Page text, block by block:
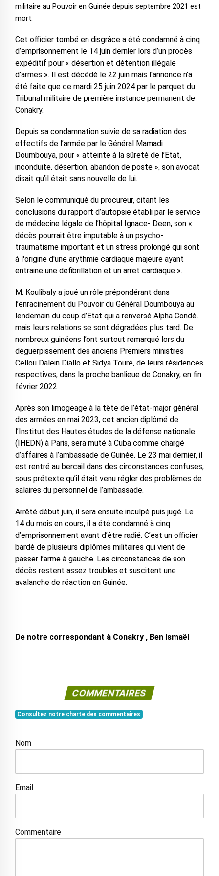
militaire au Pouvoir en Guinée depuis septembre 2021 est
mort.
Cet officier tombé en disgrâce a été condamné à cinq
d’emprisonnement le 14 juin dernier lors d’un procès
expéditif pour « désertion et détention illégale
d’armes ». Il est décédé le 22 juin mais l’annonce n’a
été faite que ce mardi 25 juin 2024 par le parquet du
Tribunal militaire de première instance permanent de
Conakry.
Depuis sa condamnation suivie de sa radiation des
effectifs de l’armée par le Général Mamadi
Doumbouya, pour « atteinte à la sûreté de l’Etat,
inconduite, désertion, abandon de poste », son avocat
disait qu’il était sans nouvelle de lui.
Selon le communiqué du procureur, citant les
conclusions du rapport d’autopsie établi par le service
de médecine légale de l’hôpital Ignace- Deen, son «
décès pourrait être imputable à un psycho-
traumatisme important et un stress prolongé qui sont
à l'origine d'une arythmie cardiaque majeure ayant
entrainé une défibrillation et un arrêt cardiaque ».
M. Koulibaly a joué un rôle prépondérant dans
l’enracinement du Pouvoir du Général Doumbouya au
lendemain du coup d’Etat qui a renversé Alpha Condé,
mais leurs relations se sont dégradées plus tard. De
nombreux guinéens l’ont surtout remarqué lors du
déguerpissement des anciens Premiers ministres
Cellou Dalein Diallo et Sidya Touré, de leurs résidences
respectives, dans la proche banlieue de Conakry, en fin
février 2022.
Après son limogeage à la tête de l’état-major général
des armées en mai 2023, cet ancien diplômé de
l’Institut des Hautes études de la défense nationale
(IHEDN) à Paris, sera muté à Cuba comme chargé
d’affaires à l’ambassade de Guinée. Le 23 mai dernier, il
est rentré au bercail dans des circonstances confuses,
sous prétexte qu’il était venu régler des problèmes de
salaires du personnel de l’ambassade.
Arrêté début juin, il sera ensuite inculpé puis jugé. Le
14 du mois en cours, il a été condamné à cinq
d’emprisonnement avant d’être radié. C’est un officier
bardé de plusieurs diplômes militaires qui vient de
passer l’arme à gauche. Les circonstances de son
décès restent assez troubles et suscitent une
avalanche de réaction en Guinée.
De notre correspondant à Conakry , Ben Ismaël
COMMENTAIRES
Consultez notre charte des commentaires
Nom
Email
Commentaire